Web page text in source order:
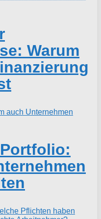
Warum